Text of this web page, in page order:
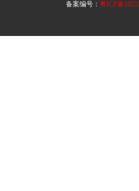
备案编号：粤ICP备